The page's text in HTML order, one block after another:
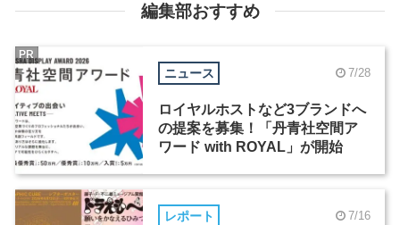
編集部おすすめ
ニュース 7/28
ロイヤルホストなど3ブランドへ
の提案を募集！「丹青社空間ア
ワード with ROYAL」が開始
PR
レポート 7/16